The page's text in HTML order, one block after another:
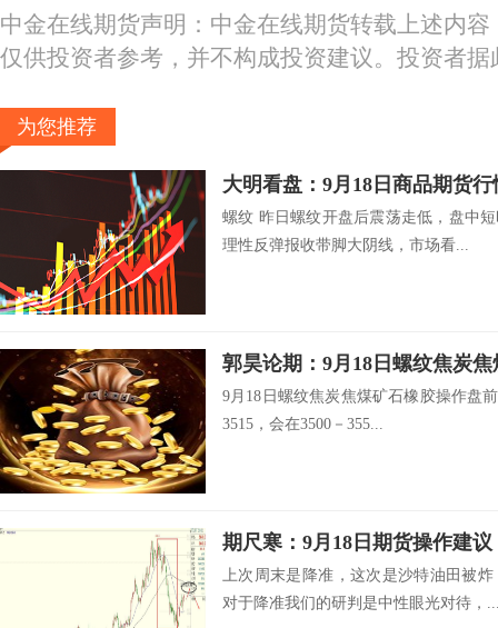
中金在线期货声明：中金在线期货转载上述内
仅供投资者参考，并不构成投资建议。投资者
为您推荐
大明看盘：9月18日商品期货
螺纹 昨日螺纹开盘后震荡走低，盘中
理性反弹报收带脚大阴线，市场看...
郭昊论期：9月18日螺纹焦炭
9月18日螺纹焦炭焦煤矿石橡胶操作盘
3515，会在3500－355...
期尺寒：9月18日期货操作建议
上次周末是降准，这次是沙特油田被
对于降准我们的研判是中性眼光对待，